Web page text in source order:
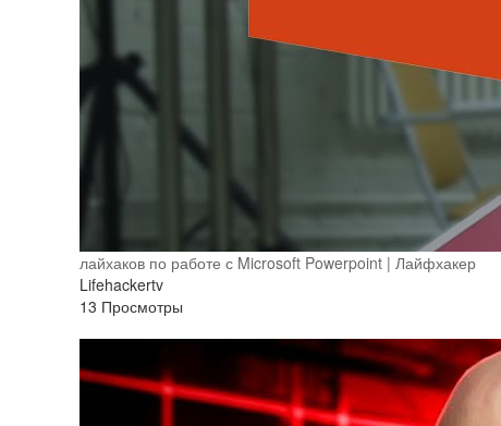
лайхаков по работе с Microsoft Powerpoint | Лайфхакер
Lifehackertv
13 Просмотры